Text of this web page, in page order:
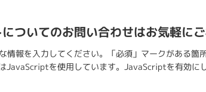
ついてのお問い合わせはお気軽に
情報を入力してください。「必須」マークがある箇
JavaScriptを使用しています。JavaScriptを有効に